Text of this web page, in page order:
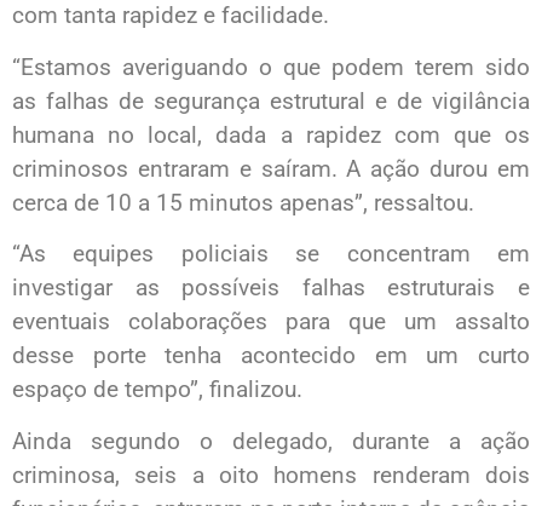
com tanta rapidez e facilidade.
“Estamos averiguando o que podem terem sido
as falhas de segurança estrutural e de vigilância
humana no local, dada a rapidez com que os
criminosos entraram e saíram. A ação durou em
cerca de 10 a 15 minutos apenas”, ressaltou.
“As equipes policiais se concentram em
investigar as possíveis falhas estruturais e
eventuais colaborações para que um assalto
desse porte tenha acontecido em um curto
espaço de tempo”, finalizou.
Ainda segundo o delegado, durante a ação
criminosa, seis a oito homens renderam dois